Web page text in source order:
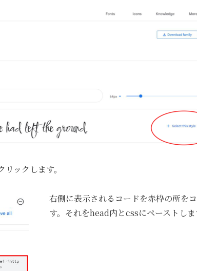
ックします。
右側に表示されるコードを赤枠の所を
す。それをhead内とcssにペーストしま